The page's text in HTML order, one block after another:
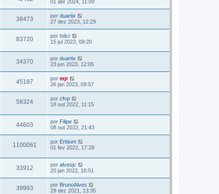
01 abr 2024, 11:09
38473 por duartix
27 dez 2023, 12:29
83720 por hdcr
15 jul 2023, 09:20
34370 por duartix
23 jun 2023, 12:05
45187 por mjr
26 jan 2023, 09:57
58324 por cfvp
18 out 2022, 11:15
44603 por Filipe
08 out 2022, 21:43
1100061 por Erbium
01 fev 2022, 17:28
33912 por alvesjc
20 jan 2022, 16:51
39993 por BrunoAlves
29 dez 2021, 13:35